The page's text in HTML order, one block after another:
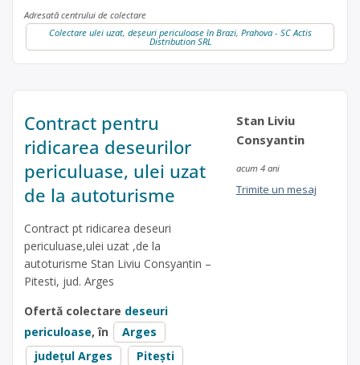
Adresată centrului de colectare
Colectare ulei uzat, deșeuri periculoase în Brazi, Prahova - SC Actis
Distribution SRL
Contract pentru
ridicarea deseurilor
periculuase, ulei uzat
de la autoturisme
Contract pt ridicarea deseuri
periculuase,ulei uzat ,de la
autoturisme Stan Liviu Consyantin –
Pitesti, jud. Arges
Ofertă colectare deseuri
periculoase, în
Arges
județul Arges
Pitești
Stan Liviu
Consyantin
acum 4 ani
Trimite un mesaj